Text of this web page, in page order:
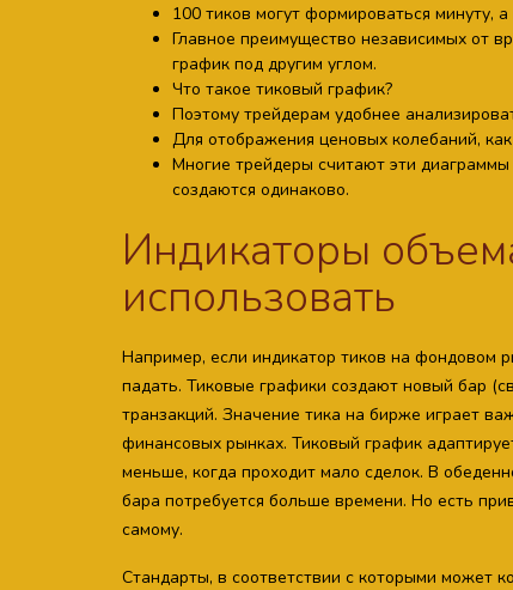
100 тиков могут формироваться минуту,
Главное преимущество независимых от
график под другим углом.
Что такое тиковый график?
Поэтому трейдерам удобнее
Для отображения ценовых колебаний,
Многие трейдеры считают эти
создаются одинаково.
Индикаторы
использовать
Например, если индикатор тиков на фондовом
падать. Тиковые графики создают новый бар
транзакций. Значение тика на бирже играет
финансовых рынках. Тиковый график
меньше, когда проходит мало сделок. В
бара потребуется больше времени. Но есть
самому.
Стандарты, в соответствии с которыми может